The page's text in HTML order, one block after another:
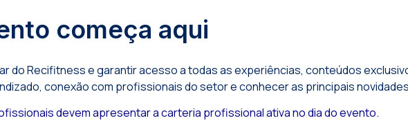
começa aqui
do Recifitness e garantir acesso a todas as experiências, conteúdos
conexão com profissionais do setor e conhecer as principais
devem apresentar a carteria profissional ativa no dia do evento.